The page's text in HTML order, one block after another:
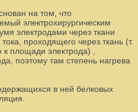
на том, что
электрохирургическим
электродами через ткани
проходящего через ткань (т.
площади электрода) ,
поэтому там степень нагрева
в ней белковых